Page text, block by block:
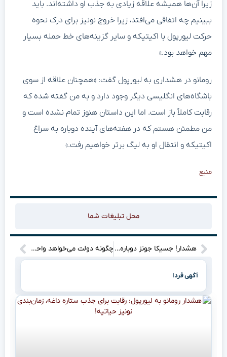
زیرا آن‌ها همیشه علاقه زیادی به جذب او داشته‌اند. باید
ببینیم چه اتفاقی می‌افتد، زیرا خروج نونیز برای درک نحوه
حرکت لیورپول با اکیتیکه و سایر گزینه‌های خط حمله بسیار
مهم خواهد بود.»
رومانو در هشداری به لیورپول گفت: «همچنان علاقه از سوی
باشگاه‌های انگلیسی دیگر وجود دارد و به من گفته شده که
رقابت کاملاً باز است. اما این داستان هنوز تمام نشده است و
من مطمئن هستم که در هفته‌های آینده دوباره به سراغ
اکیتیکه و انتقال او به لیگ برتر خواهیم رفت.»
منبع
محل تبلیغات شما
هشدار! جسیکا جونز دوباره برمی‌خیزد: بازگشت کریستن ریتر در Daredevil، دنیای مارول را زیر و رو می‌کند! چگونه دولت می‌خواهد واحدهای راکد را به چرخه اقتصاد بازگرداند؟
آگهی فردا